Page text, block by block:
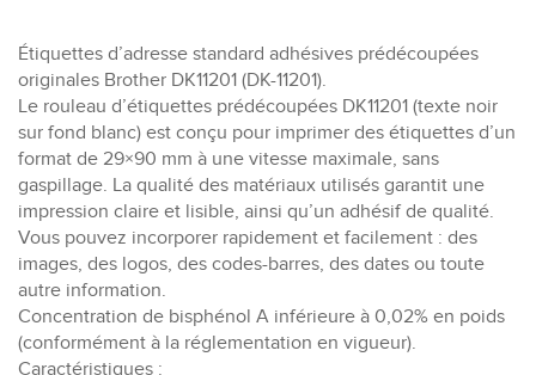
Étiquettes d’adresse standard adhésives prédécoupées
originales Brother DK11201 (DK-11201).
Le rouleau d’étiquettes prédécoupées DK11201 (texte noir
sur fond blanc) est conçu pour imprimer des étiquettes d’un
format de 29×90 mm à une vitesse maximale, sans
gaspillage. La qualité des matériaux utilisés garantit une
impression claire et lisible, ainsi qu’un adhésif de qualité.
Vous pouvez incorporer rapidement et facilement : des
images, des logos, des codes-barres, des dates ou toute
autre information.
Concentration de bisphénol A inférieure à 0,02% en poids
(conformément à la réglementation en vigueur).
Caractéristiques :